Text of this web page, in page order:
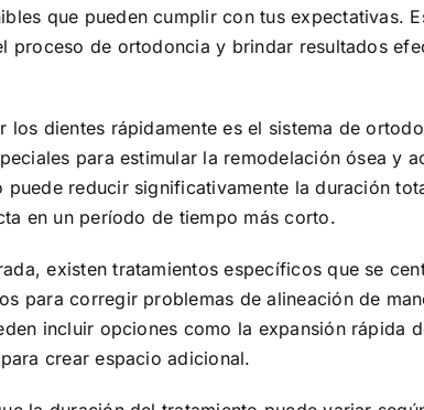
que pueden cumplir con tus expectativas.
proceso de ortodoncia y brindar resultados
los dientes rápidamente es el sistema de
para estimular la remodelación ósea y
puede reducir significativamente la duración
en un período de tiempo más corto.
existen tratamientos específicos que se
para corregir problemas de alineación de
incluir opciones como la expansión rápida
crear espacio adicional.